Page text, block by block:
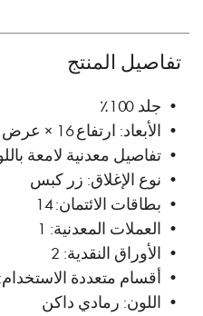
تفاصيل المنتج
• جلد 100٪
• الأبعاد: ارتفاع 16 × عرض 9.5 × عمق 2 (سم)
• تفاصيل معدنية لامعة
• نوع الإغلاق: زر كبس
• بطاقات الائتمان: 14
• العملات المعدنية: 1
• الأوراق النقدية: 2
• أقسام متعددة الاستخدام: 2
• اللون: رمادي داكن